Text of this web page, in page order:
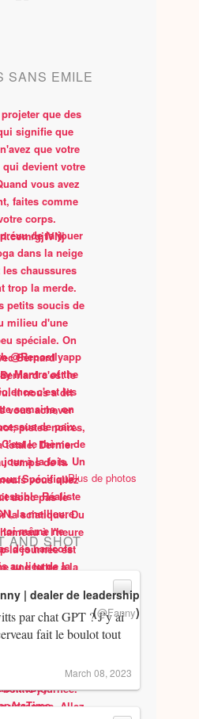
SANS EMILE
Plus de photos
AND SHOT
par chat GPT ? J’y ai
fait le boulot tout
| dealer de leadership
(@Fanny)
March 08, 2023